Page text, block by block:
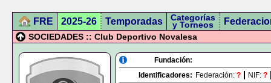
FRE 2025-26 Temporadas Categorías
y Torneos
SOCIEDADES :: Club Deportivo Novalesa
Fundación:
Identificadores: Federación: ? NIF: ?